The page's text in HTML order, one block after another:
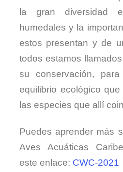
la gran diversidad
humedales y la
estos presentan y de
todos estamos
su conservación,
equilibrio ecológico
las especies que allí
Puedes aprender más
Aves Acuáticas
este enlace: CWC-2021